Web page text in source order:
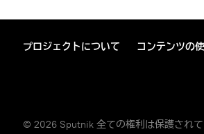
プロジェクトについて コンテンツの
© 2026 Sputnik 全ての権利は保護されて